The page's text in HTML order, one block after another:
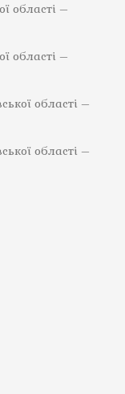
області –
області –
області –
області –